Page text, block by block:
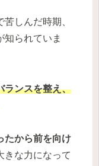
しんだ時期、
知られていま
ランスを整え、
たから前を向け
きな力になって